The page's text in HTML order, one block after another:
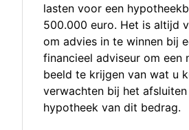
lasten voor een
500.000 euro. Het is altijd
om advies in te winnen bij
financieel adviseur om een
beeld te krijgen van wat u
verwachten bij het afsluiten
hypotheek van dit bedrag.